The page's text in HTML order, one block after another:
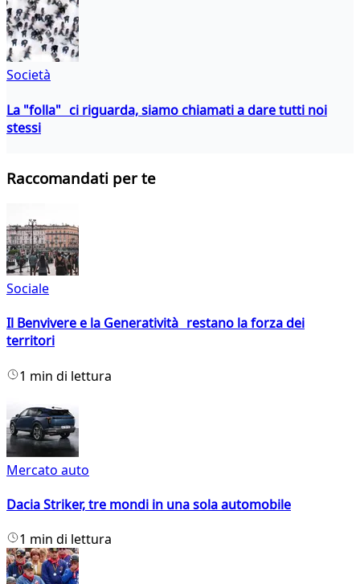
Società
La "folla" ci riguarda, siamo chiamati a dare tutti noi
stessi
Raccomandati per te
Sociale
Il Benvivere e la Generatività restano la forza dei
territori
1 min di lettura
Mercato auto
Dacia Striker, tre mondi in una sola automobile
1 min di lettura